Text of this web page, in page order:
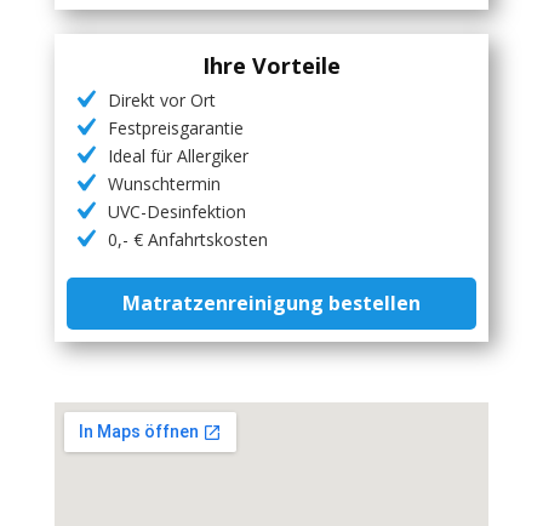
Ihre Vorteile
Direkt vor Ort
Festpreisgarantie
Ideal für Allergiker
Wunschtermin
UVC-Desinfektion
0,- € Anfahrtskosten
Matratzenreinigung bestellen